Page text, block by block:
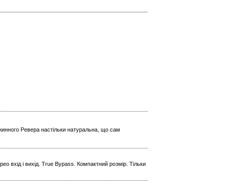
Ревера настільки натуральна, що сам
вхід і вихід. True Bypass. Компактний розмір. Тільки